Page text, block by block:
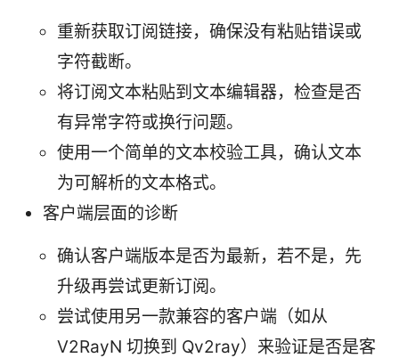
重新获取订阅链接，确保没有粘贴错误或
字符截断。
将订阅文本粘贴到文本编辑器，检查是否
有异常字符或换行问题。
使用一个简单的文本校验工具，确认文本
为可解析的文本格式。
客户端层面的诊断
确认客户端版本是否为最新，若不是，先
升级再尝试更新订阅。
尝试使用另一款兼容的客户端（如从
V2RayN 切换到 Qv2ray）来验证是否是客